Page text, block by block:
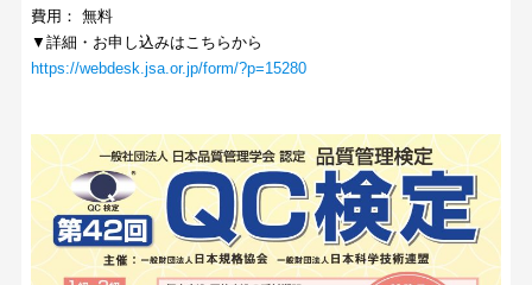
費用： 無料
▼詳細・お申し込みはこちらから
https://webdesk.jsa.or.jp/form/?p=15280